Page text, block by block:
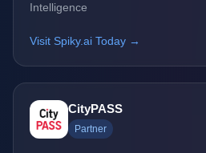
Intelligence
Visit Spiky.ai Today →
CityPASS
Partner